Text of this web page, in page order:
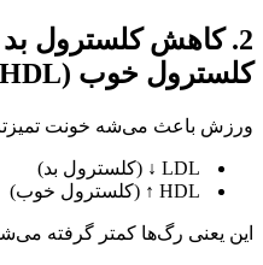
کلسترول خوب (HDL)
ورزش باعث می‌شه خونت
این یعنی رگ‌ها کمتر گرفته